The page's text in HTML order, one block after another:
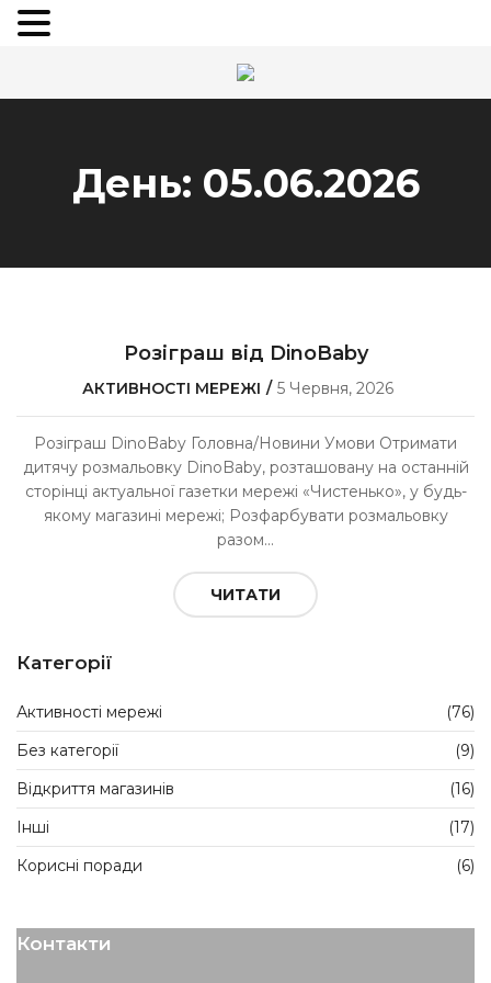
День: 05.06.2026
Розіграш від DinoBaby
АКТИВНОСТІ МЕРЕЖІ 5 Червня, 2026
Розіграш DinoBaby Головна/Новини Умови Отримати
дитячу розмальовку DinoBaby, розташовану на останній
сторінці актуальної газетки мережі «Чистенько», у будь-
якому магазині мережі; Розфарбувати розмальовку
разом...
ЧИТАТИ
Категорії
Активності мережі
(76)
Без категорії
(9)
Відкриття магазинів
(16)
Інші
(17)
Корисні поради
(6)
Контакти